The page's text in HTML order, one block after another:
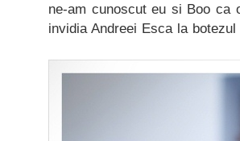
ne-am cunoscut eu si Boo ca
invidia Andreei Esca la